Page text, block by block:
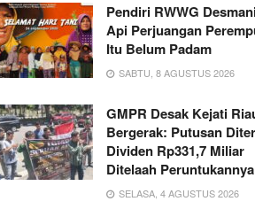
Pendiri RWWG
Api Perjuangan
Itu Belum Padam
SABTU, 8 AGUSTUS 2026
GMPR Desak Kejati
Bergerak: Putusan
Dividen Rp331,7 Miliar
Ditelaah Peruntukannya
SELASA, 4 AGUSTUS 2026